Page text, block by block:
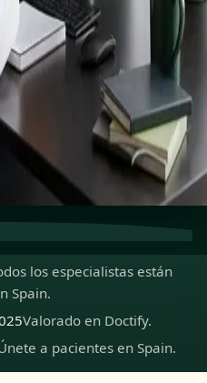
perfiles
Conecta con especialistas con
colegiados para ejercer
confidenciales y fáciles de
los especialistas están
Spain.
Valorado en Doctify.
a pacientes en Spain.